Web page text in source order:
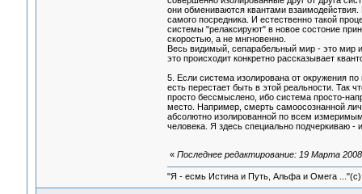
они обмениваются квантами
самого посредника. И естественно такой
системы "релаксируют" в новое состоние
скоростью, а не мнгновенно.
Весь видимый, сепарабельный мир - это мир
это происходит конкретно рассказывает
5. Если система изолирована от окружения
есть перестает быть в этой реальности. Так
просто бессмыслено, ибо система просто-
место. Например, смерть самоосознанной
абсолютно изолированной по всем
человека. Я здесь специально подчеркиваю -
« Последнее редактирование: 19 Марта
"Я - есмь Истина и Путь, Альфа и Омега ..."(с)